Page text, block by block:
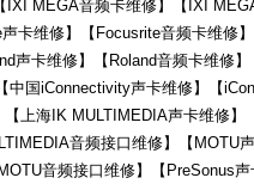
MEGA音频卡维修】【IXI
卡维修】【Focusrite音频卡维修
声卡维修】【Roland音频卡维修
中国iConnectivity声卡维修】【
上海IK MULTIMEDIA声卡维修
音频接口维修】【MOTU
音频接口维修】【PreSonus